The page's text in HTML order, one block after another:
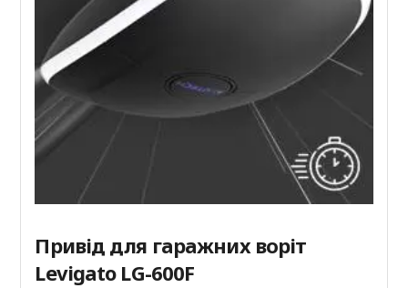
Привід для гаражних воріт
Levigato LG-600F